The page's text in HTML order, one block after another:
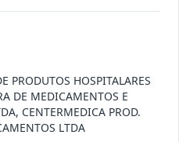
especializadas para a
de empresa
PRODUTOS HOSPITALARES
DE MEDICAMENTOS E
CENTERMEDICA PROD.
LTDA